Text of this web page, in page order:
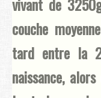
couche
tard entre la
naissance,